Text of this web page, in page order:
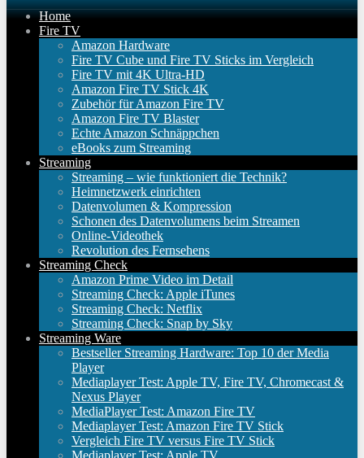
Home
Fire TV
Amazon Hardware
Fire TV Cube und Fire TV Sticks im Vergleich
Fire TV mit 4K Ultra-HD
Amazon Fire TV Stick 4K
Zubehör für Amazon Fire TV
Amazon Fire TV Blaster
Echte Amazon Schnäppchen
eBooks zum Streaming
Streaming
Streaming – wie funktioniert die Technik?
Heimnetzwerk einrichten
Datenvolumen & Kompression
Schonen des Datenvolumens beim Streamen
Online-Videothek
Revolution des Fernsehens
Streaming Check
Amazon Prime Video im Detail
Streaming Check: Apple iTunes
Streaming Check: Netflix
Streaming Check: Snap by Sky
Streaming Ware
Bestseller Streaming Hardware: Top 10 der Media
Player
Mediaplayer Test: Apple TV, Fire TV, Chromecast &
Nexus Player
MediaPlayer Test: Amazon Fire TV
Mediaplayer Test: Amazon Fire TV Stick
Vergleich Fire TV versus Fire TV Stick
Mediaplayer Test: Apple TV